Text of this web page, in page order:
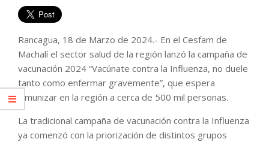
Rancagua, 18 de Marzo de 2024.- En el Cesfam de
Machalí el sector salud de la región lanzó la campaña de
vacunación 2024 “Vacúnate contra la Influenza, no duele
tanto como enfermar gravemente”, que espera
inmunizar en la región a cerca de 500 mil personas.
La tradicional campaña de vacunación contra la Influenza
ya comenzó con la priorización de distintos grupos